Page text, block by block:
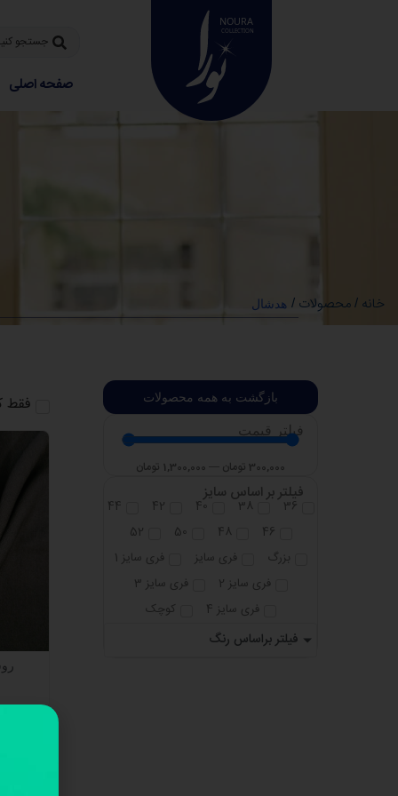
صفحه اصلی
خانه / محصولات / هدشال
بازگشت به همه محصولات
فیلتر قیمت
300,000 تومان 1,300,000 تومان
فیلتر بر اساس سایز
36
38
40
42
44
46
48
50
52
بزرگ
فری سایز
فری سایز 1
فری سایز 2
فری سایز 3
فری سایز 4
کوچک
فیلتر براساس رنگ
فقط